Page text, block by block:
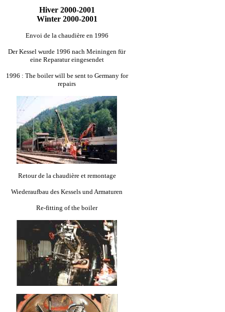
Hiver 2000-2001
Winter 2000-2001
Envoi de la chaudière en 1996
Der Kessel wurde 1996 nach Meiningen für
eine Reparatur eingesendet
1996 : The boiler will be sent to Germany for
repairs
Retour de la chaudière et remontage
Wiederaufbau des Kessels und Armaturen
Re-fitting of the boiler